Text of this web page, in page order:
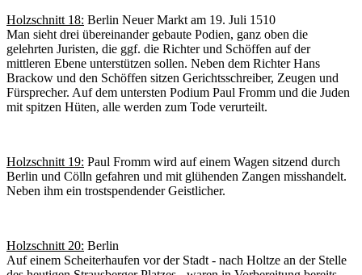
Holzschnitt 18: Berlin Neuer Markt am 19. Juli 1510
Man sieht drei übereinander gebaute Podien, ganz oben die
gelehrten Juristen, die ggf. die Richter und Schöffen auf der
mittleren Ebene unterstützen sollen. Neben dem Richter Hans
Brackow und den Schöffen sitzen Gerichtsschreiber, Zeugen und
Fürsprecher. Auf dem untersten Podium Paul Fromm und die Juden
mit spitzen Hüten, alle werden zum Tode verurteilt.
Holzschnitt 19: Paul Fromm wird auf einem Wagen sitzend durch
Berlin und Cölln gefahren und mit glühenden Zangen misshandelt.
Neben ihm ein trostspendender Geistlicher.
Holzschnitt 20: Berlin
Auf einem Scheiterhaufen vor der Stadt - nach Holtze an der Stelle